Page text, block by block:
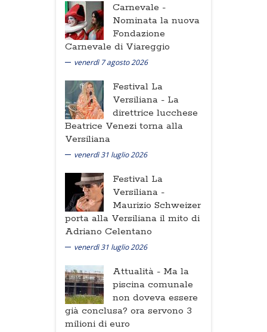
Carnevale -
Nominata la nuova
Fondazione
Carnevale di Viareggio
venerdì 7 agosto 2026
Festival La
Versiliana - La
direttrice lucchese
Beatrice Venezi torna alla
Versiliana
venerdì 31 luglio 2026
Festival La
Versiliana -
Maurizio Schweizer
porta alla Versiliana il mito di
Adriano Celentano
venerdì 31 luglio 2026
Attualità - Ma la
piscina comunale
non doveva essere
già conclusa? ora servono 3
milioni di euro